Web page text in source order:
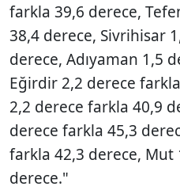
farkla 39,6 derece,
38,4 derece, Sivrihisar
derece, Adıyaman 1,5
Eğirdir 2,2 derece
2,2 derece farkla 40,9
derece farkla 45,3
farkla 42,3 derece, Mut
derece."